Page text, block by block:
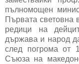
пълномощен
Първата световна
редици на
държава и народ
след погрома от
Съюза на